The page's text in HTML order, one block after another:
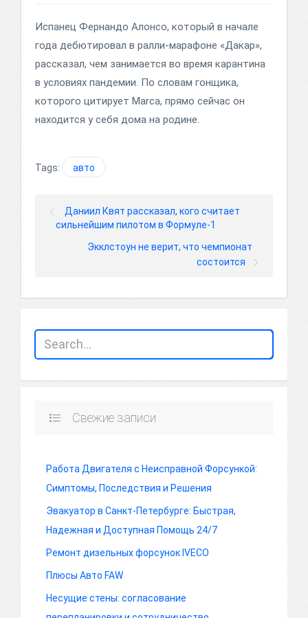
Испанец Фернандо Алонсо, который в начале
года дебютировал в ралли-марафоне «Дакар»,
рассказал, чем занимается во время карантина
в условиях пандемии. По словам гонщика,
которого цитирует Marca, прямо сейчас он
находится у себя дома на родине.
Tags: авто
Даниил Квят рассказал, кого считает
сильнейшим пилотом в Формуле-1
Экклстоун не верит, что чемпионат
состоится
Свежие записи
Работа Двигателя с Неисправной Форсункой:
Симптомы, Последствия и Решения
Эвакуатор в Санкт-Петербурге: Быстрая,
Надежная и Доступная Помощь 24/7
Ремонт дизельных форсунок IVECO
Плюсы Авто FAW
Несущие стены: согласование